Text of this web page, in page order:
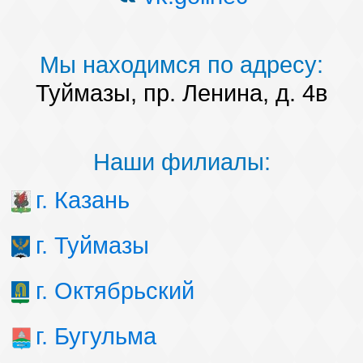
Мы находимся по адресу:
Туймазы, пр. Ленина, д. 4в
Наши филиалы:
г. Казань
г. Туймазы
г. Октябрьский
г. Бугульма